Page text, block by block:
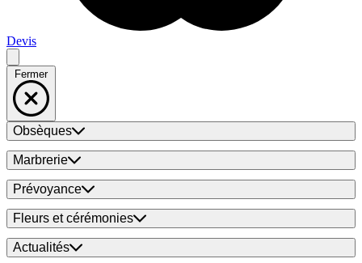
Devis
Fermer
Obsèques
Marbrerie
Prévoyance
Fleurs et cérémonies
Actualités